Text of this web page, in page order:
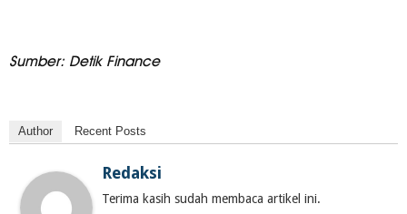
Sumber: Detik Finance
Author Recent Posts
Redaksi
Terima kasih sudah membaca artikel ini.